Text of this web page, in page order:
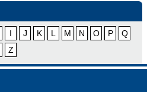
I J K L M N O P
Q
Z